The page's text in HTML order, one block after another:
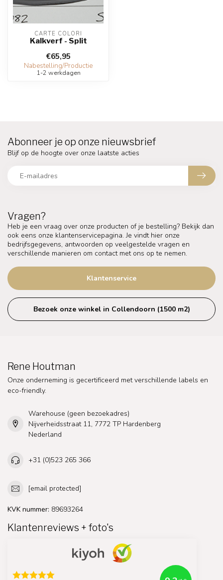
CARTE COLORI
Kalkverf - Split
€65,95
Nabestelling/Productie
1-2 werkdagen
Vragen?
Heb je een vraag over onze producten of je bestelling? Bekijk dan
ook eens onze klantenservicepagina. Je vindt hier onze
bedrijfsgegevens, antwoorden op veelgestelde vragen en
verschillende manieren om contact met ons op te nemen.
Klantenservice
Bezoek onze winkel in Collendoorn (1500 m2)
Abonneer je op onze nieuwsbrief
Blijf op de hoogte over onze laatste acties
Rene Houtman
Onze onderneming is gecertificeerd met verschillende labels en
eco-friendly.
Warehouse (geen bezoekadres)
Nijverheidsstraat 11, 7772 TP Hardenberg
Nederland
+31 (0)523 265 366
[email protected]
KVK nummer: 89693264
Klantenreviews + foto's